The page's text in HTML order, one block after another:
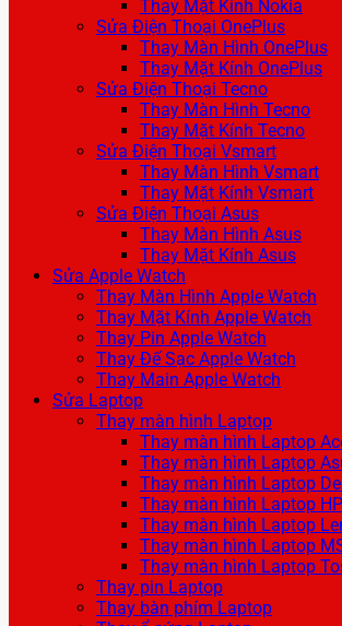
Thay Mặt Kính Nokia
Sửa Điện Thoại OnePlus
Thay Màn Hình OnePlus
Thay Mặt Kính OnePlus
Sửa Điện Thoại Tecno
Thay Màn Hình Tecno
Thay Mặt Kính Tecno
Sửa Điện Thoại Vsmart
Thay Màn Hình Vsmart
Thay Mặt Kính Vsmart
Sửa Điện Thoại Asus
Thay Màn Hình Asus
Thay Mặt Kính Asus
Sửa Apple Watch
Thay Màn Hình Apple Watch
Thay Mặt Kính Apple Watch
Thay Pin Apple Watch
Thay Đế Sạc Apple Watch
Thay Main Apple Watch
Sửa Laptop
Thay màn hình Laptop
Thay màn hình Laptop
Thay màn hình Laptop
Thay màn hình Laptop
Thay màn hình Laptop HP
Thay màn hình Laptop
Thay màn hình Laptop
Thay màn hình Laptop
Thay pin Laptop
Thay bàn phím Laptop